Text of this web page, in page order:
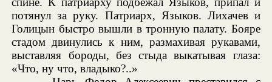
потянул за руку. Патриарх, Языков. Лихачев и
Голицын быстро вышли в тронную палату. Бояре
стадом двинулись к ним, размахивая рукавами,
выставляя бороды, без стыда выкатывая глаза:
«Что, ну что, владыко?..»